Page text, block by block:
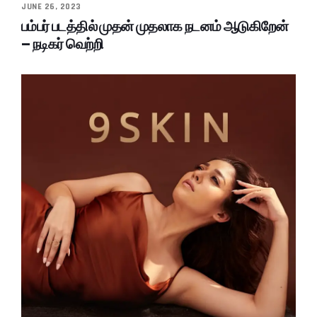
JUNE 26, 2023
பம்பர் படத்தில் முதன் முதலாக நடனம் ஆடுகிறேன்
– நடிகர் வெற்றி